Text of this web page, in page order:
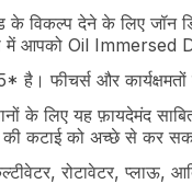
के विकल्प देने के लिए
आपको Oil Immersed
फीचर्स और कार्यक्षमतों
के लिए यह फ़ायदेमंद
कटाई को अच्छे से कर
रोटावेटर, प्लाऊ,